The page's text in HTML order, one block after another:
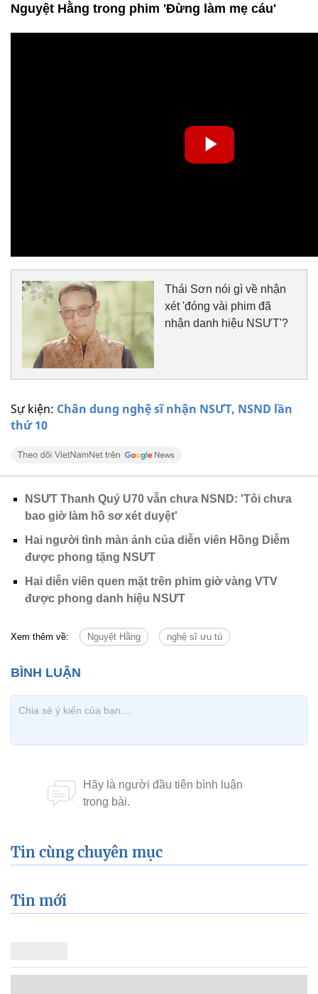
Sự kiện: Chân dung nghệ sĩ nhận NSƯT, NSND lần
thứ 10
Nguyệt Hằng trong phim 'Đừng làm mẹ cáu'
Thái Sơn nói gì về nhận
xét 'đóng vài phim đã
nhận danh hiệu NSƯT'?
NSƯT Thanh Quý U70 vẫn chưa NSND: 'Tôi chưa
bao giờ làm hồ sơ xét duyệt'
Hai người tình màn ảnh của diễn viên Hồng Diễm
được phong tặng NSƯT
Hai diễn viên quen mặt trên phim giờ vàng VTV
được phong danh hiệu NSƯT
Xem thêm về: Nguyệt Hằng nghệ sĩ ưu tú
Tin cùng chuyên mục
Tin mới